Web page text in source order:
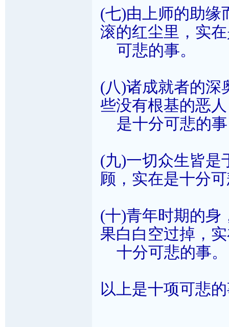
(七)由上师的助缘
滚的红尘里，实
可悲的事。
(八)诸成就者的深
些没有根基的恶
是十分可悲的
(九)一切众生皆是
顾，实在是十分
(十)青年时期的身
果白白空过掉，
十分可悲的事。
以上是十项可悲